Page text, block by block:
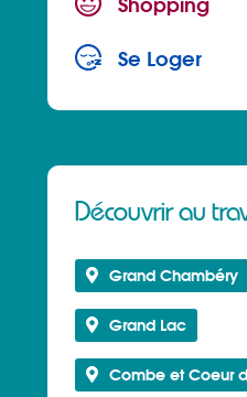
Se Loger
Découvrir au
Grand Chambéry
Grand Lac
Combe et Coeur